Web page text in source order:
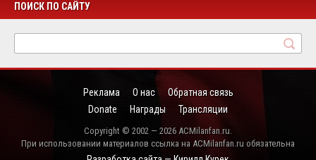
ПОИСК ПО САЙТУ
Реклама О нас
Обратная связь
Donate
Награды Трансляции
Copyright © 2002 — 2026 ACMilanfan.ru.
При использовании материалов ссылка на ACMilanfan.ru обязательна